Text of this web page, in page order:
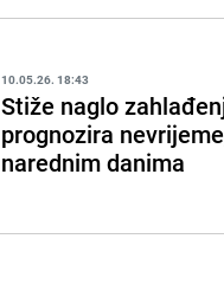
10.05.26. 18:43
Stiže naglo
prognozira
narednim danima